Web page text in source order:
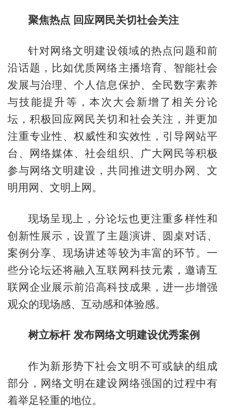
聚焦热点 回应网民关切社会关注
针对网络文明建设领域的热点问题和前
沿话题，比如优质网络主播培育、智能社会
发展与治理、个人信息保护、全民数字素养
与技能提升等，本次大会新增了相关分论
坛，积极回应网民关切和社会关注，并更加
注重专业性、权威性和实效性，引导网站平
台、网络媒体、社会组织、广大网民等积极
参与网络文明建设，共同推进文明办网、文
明用网、文明上网。
现场呈现上，分论坛也更注重多样性和
创新性展示，设置了主题演讲、圆桌对话、
案例分享、现场讲述等较为丰富的环节。一
些分论坛还将融入互联网科技元素，邀请互
联网企业展示前沿高科技成果，进一步增强
观众的现场感、互动感和体验感。
树立标杆 发布网络文明建设优秀案例
作为新形势下社会文明不可或缺的组成
部分，网络文明在建设网络强国的过程中有
着举足轻重的地位。